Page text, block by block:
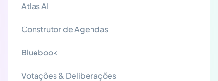
Atlas AI
Construtor de Agendas
Bluebook
Votações & Deliberações